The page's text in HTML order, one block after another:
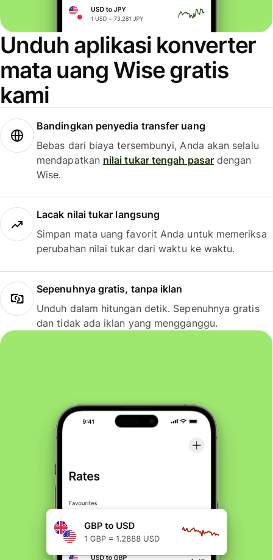
Unduh aplikasi konverter
mata uang Wise gratis
kami
Bandingkan penyedia transfer uang
Bebas dari biaya tersembunyi, Anda akan selalu
mendapatkan nilai tukar tengah pasardengan
Wise.
Lacak nilai tukar langsung
Simpan mata uang favorit Anda untuk memeriksa
perubahan nilai tukar dari waktu ke waktu.
Sepenuhnya gratis, tanpa iklan
Unduh dalam hitungan detik. Sepenuhnya gratis
dan tidak ada iklan yang mengganggu.